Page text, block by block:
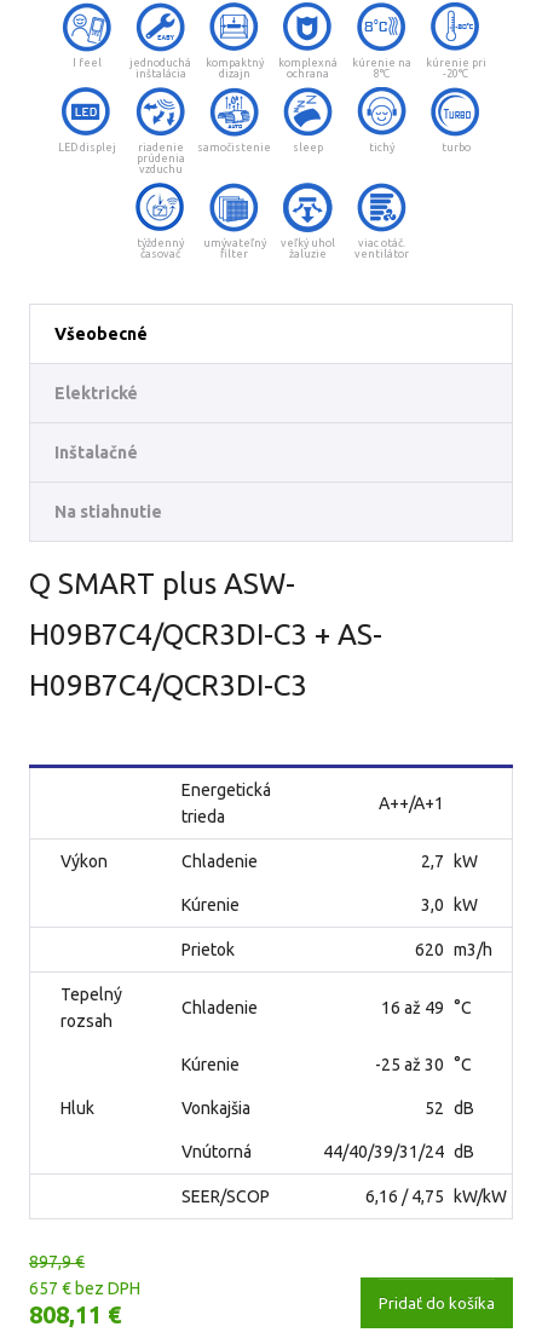
I feel
jednoduchá
inštalácia
kompaktný
dizajn
komplexná
ochrana
kúrenie na
8°C
kúrenie pri
-20°C
LED displej
riadenie
prúdenia
vzduchu
samočistenie sleep tichý turbo
týždenný
časovač
umývateľný
filter
veľký uhol
žaluzie
viac otáč.
ventilátor
Všeobecné
Elektrické
Inštalačné
Na stiahnutie
Q SMART plus ASW-
H09B7C4/QCR3DI-C3 + AS-
H09B7C4/QCR3DI-C3
Energetická
trieda
A++/A+1
Výkon Chladenie 2,7 kW
Kúrenie 3,0 kW
Prietok 620 m3/h
Tepelný
rozsah
Chladenie 16 až 49 °C
Kúrenie -25 až 30 °C
Hluk Vonkajšia 52 dB
Vnútorná 44/40/39/31/24 dB
SEER/SCOP 6,16 / 4,75 kW/kW
897,9 €
657 € bez DPH
808,11 € Pridať do košíka